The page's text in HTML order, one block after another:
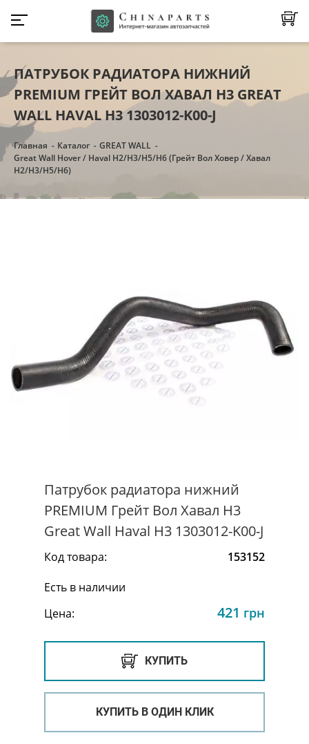
ПАТРУБОК РАДИАТОРА НИЖНИЙ
PREMIUM ГРЕЙТ ВОЛ ХАВАЛ Н3 GREAT
WALL HAVAL H3 1303012-K00-J
Главная Каталог
GREAT WALL
Great Wall Hover / Haval H2/H3/Н5/Н6 (Грейт Вол Ховер / Хавал
H2/H3/Н5/Н6)
Патрубок радиатора нижний
PREMIUM Грейт Вол Хавал Н3
Great Wall Haval H3 1303012-K00-J
Код товара:
153152
Есть в наличии
Цена:
421 грн
КУПИТЬ
КУПИТЬ В ОДИН КЛИК